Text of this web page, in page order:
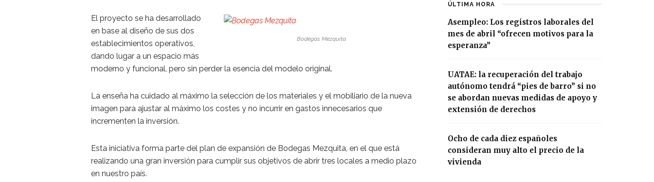
Bodegas Mezquita
El proyecto se ha desarrollado
en base al diseño de sus dos
establecimientos operativos,
dando lugar a un espacio más
moderno y funcional, pero sin perder la esencia del modelo original.
La enseña ha cuidado al máximo la selección de los materiales y el mobiliario de la nueva
imagen para ajustar al máximo los costes y no incurrir en gastos innecesarios que
incrementen la inversión.
Esta iniciativa forma parte del plan de expansión de Bodegas Mezquita, en el que está
realizando una gran inversión para cumplir sus objetivos de abrir tres locales a medio plazo
en nuestro país.
ÚLTIMA HORA
Asempleo: Los registros laborales del
mes de abril “ofrecen motivos para la
esperanza”
UATAE: la recuperación del trabajo
autónomo tendrá “pies de barro” si no
se abordan nuevas medidas de apoyo y
extensión de derechos
Ocho de cada diez españoles
consideran muy alto el precio de la
vivienda